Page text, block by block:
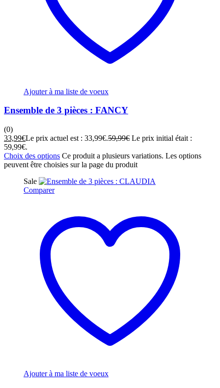
Ajouter à ma liste de voeux
Ensemble de 3 pièces : FANCY
(0)
33,99€Le prix actuel est : 33,99€.59,99€ Le prix initial était :
59,99€.
Choix des options Ce produit a plusieurs variations. Les options
peuvent être choisies sur la page du produit
Sale
Comparer
Ajouter à ma liste de voeux